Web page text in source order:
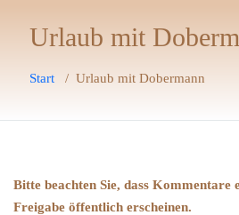
Urlaub mit
Start / Urlaub mit Dobermann
Bitte beachten Sie, dass Kommentare
Freigabe öffentlich erscheinen.